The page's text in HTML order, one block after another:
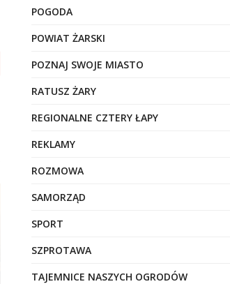
POGODA
POWIAT ŻARSKI
POZNAJ SWOJE MIASTO
RATUSZ ŻARY
REGIONALNE CZTERY ŁAPY
REKLAMY
ROZMOWA
SAMORZĄD
SPORT
SZPROTAWA
TAJEMNICE NASZYCH OGRODÓW